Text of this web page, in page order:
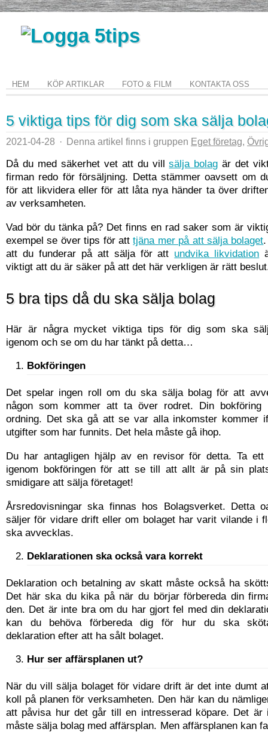
HEM KÖP ARTIKLAR FOTO & FILM KONTAKTA OSS
5 viktiga tips för dig som ska sälja
2021-04-28 · Denna artikel finns i gruppen Eget företag,
Då du med säkerhet vet att du villsälja bolag är det
firman redo för försäljning. Detta stämmer oavsett om
för att likvidera eller för att låta nya händer ta över
av verksamheten.
Vad bör du tänka på? Det finns en rad saker som är
exempel se över tips för atttjäna mer på att sälja bolaget
att du funderar på att sälja för att undvika likvidation
viktigt att du är säker på att det här verkligen är rätt
5 bra tips då du ska sälja bolag
Här är några mycket viktiga tips för dig som ska
igenom och se om du har tänkt på detta…
Bokföringen
Det spelar ingen roll om du ska sälja bolag för att
någon som kommer att ta över rodret. Din bokföring
ordning. Det ska gå att se var alla inkomster kommer
utgifter som har funnits. Det hela måste gå ihop.
Du har antagligen hjälp av en revisor för detta. Ta
igenom bokföringen för att se till att allt är på sin
smidigare att sälja företaget!
Årsredovisningar ska finnas hos Bolagsverket. Detta
säljer för vidare drift eller om bolaget har varit vilande i
ska avvecklas.
Deklarationen ska också vara korrekt
Deklaration och betalning av skatt måste också ha
Det här ska du kika på när du börjar förbereda din
den. Det är inte bra om du har gjort fel med din
kan du behöva förbereda dig för hur du ska
deklaration efter att ha sålt bolaget.
Hur ser affärsplanen ut?
När du vill sälja bolaget för vidare drift är det inte dumt
koll på planen för verksamheten. Den här kan du
att påvisa hur det går till en intresserad köpare. Det är
måste sälja bolag med affärsplan. Men affärsplanen kan